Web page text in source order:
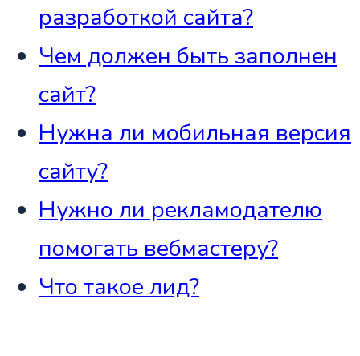
разработкой сайта?
Чем должен быть заполнен
сайт?
Нужна ли мобильная версия
сайту?
Нужно ли рекламодателю
помогать вебмастеру?
Что такое лид?